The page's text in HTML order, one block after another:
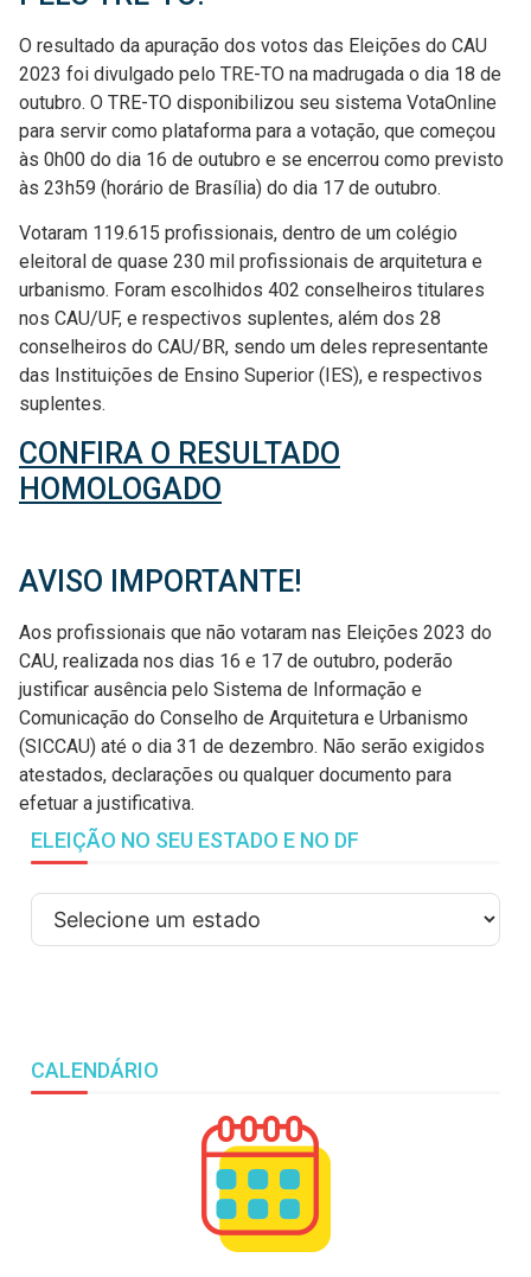
O resultado da apuração dos votos das Eleições do CAU
2023 foi divulgado pelo TRE-TO na madrugada o dia 18 de
outubro. O TRE-TO disponibilizou seu sistema VotaOnline
para servir como plataforma para a votação, que começou
às 0h00 do dia 16 de outubro e se encerrou como previsto
às 23h59 (horário de Brasília) do dia 17 de outubro.
Votaram 119.615 profissionais, dentro de um colégio
eleitoral de quase 230 mil profissionais de arquitetura e
urbanismo. Foram escolhidos 402 conselheiros titulares
nos CAU/UF, e respectivos suplentes, além dos 28
conselheiros do CAU/BR, sendo um deles representante
das Instituições de Ensino Superior (IES), e respectivos
suplentes.
CONFIRA O RESULTADO
HOMOLOGADO
AVISO IMPORTANTE!
Aos profissionais que não votaram nas Eleições 2023 do
CAU, realizada nos dias 16 e 17 de outubro, poderão
justificar ausência pelo Sistema de Informação e
Comunicação do Conselho de Arquitetura e Urbanismo
(SICCAU) até o dia 31 de dezembro. Não serão exigidos
atestados, declarações ou qualquer documento para
efetuar a justificativa.
ELEIÇÃO NO SEU ESTADO E NO DF
CALENDÁRIO